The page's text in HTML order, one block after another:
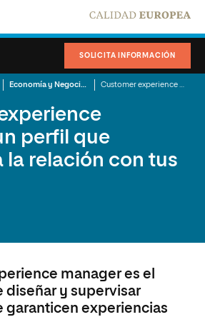
SOLICITA INFORMACIÓN
Economía y Negocios
perfil que
la relación con tus
manager es el
diseñar y supervisar
garanticen experiencias